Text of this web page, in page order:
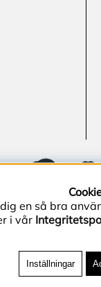
post
en så bra
i vår
Inställningar